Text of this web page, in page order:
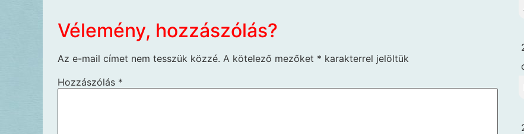
Vélemény, hozzászólás?
Az e-mail címet nem tesszük közzé. A kötelező mezőket * karakterrel jelöltük
Hozzászólás *